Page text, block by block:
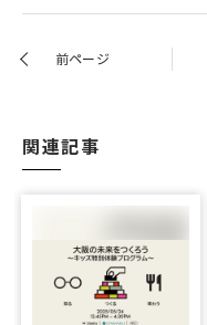
前ページ
関連記事